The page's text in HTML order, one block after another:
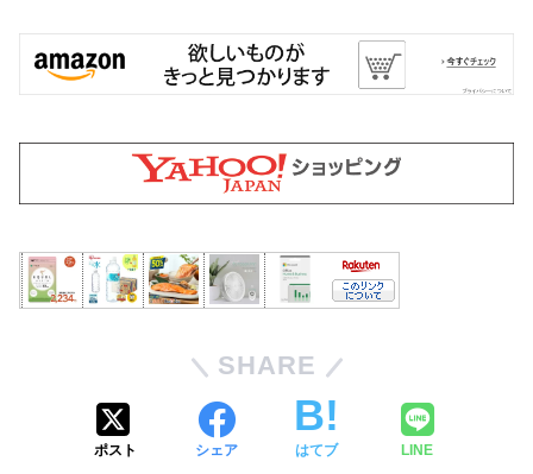
SHARE
ポスト シェア はてブ LINE